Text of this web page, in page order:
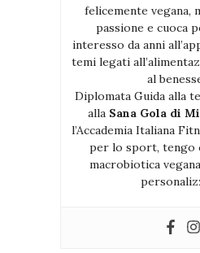
felicemente vegana,
passione e cuoca
interesso da anni
temi legati
al
Diplomata Guida alla
alla Sana Gola di
l’Accademia Italiana
per lo sport, tengo
macrobiotica